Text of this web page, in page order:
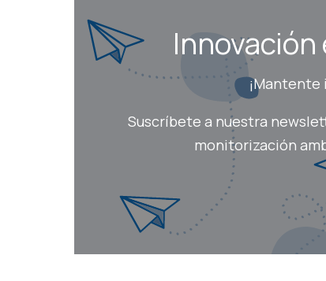
Innovación
¡Mantente
Suscríbete a nuestra
monitorización